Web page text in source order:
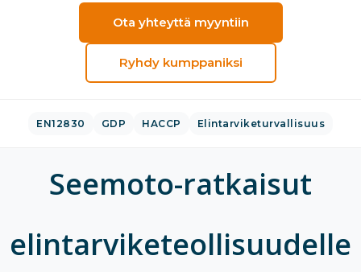
Ota yhteyttä myyntiin
Ryhdy kumppaniksi
EN12830 GDP HACCP Elintarviketurvallisuus
Seemoto-ratkaisut
elintarviketeollisuudelle